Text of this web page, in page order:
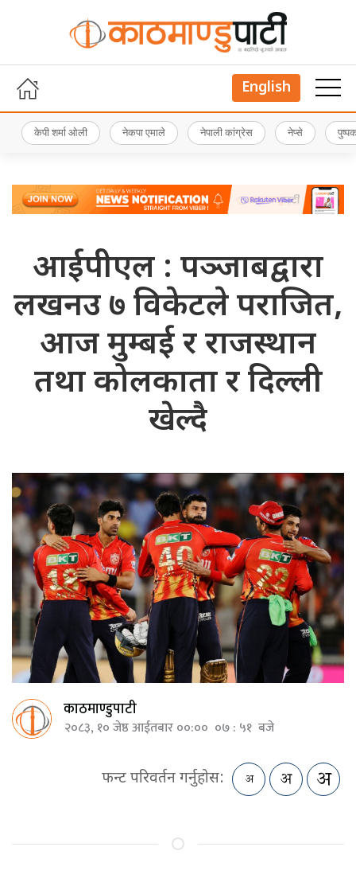
English
केपी शर्मा ओली नेकपा एमाले नेपाली कांग्रेस नेप्से
आईपीएल : पञ्जाबद्वारा
लखनउ ७ विकेटले पराजित,
आज मुम्बई र राजस्थान
तथा कोलकाता र दिल्ली
खेल्दै
काठमाण्डुपाटी
२०८३, १० जेष्ठ आईतबार ००:०० ०७ : ५१ बजे
फन्ट परिवर्तन गर्नुहोस: